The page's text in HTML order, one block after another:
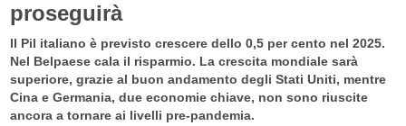
proseguirà
Il Pil italiano è previsto crescere dello 0,5 per cento nel 2025.
Nel Belpaese cala il risparmio. La crescita mondiale sarà
superiore, grazie al buon andamento degli Stati Uniti, mentre
Cina e Germania, due economie chiave, non sono riuscite
ancora a tornare ai livelli pre-pandemia.